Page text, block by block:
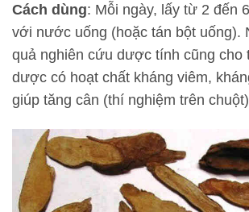
Cách dùng: Mỗi ngày, lấy từ 2 đến
với nước uống (hoặc tán bột uống).
quả nghiên cứu dược tính cũng cho
dược có hoạt chất kháng viêm,
giúp tăng cân (thí nghiệm trên